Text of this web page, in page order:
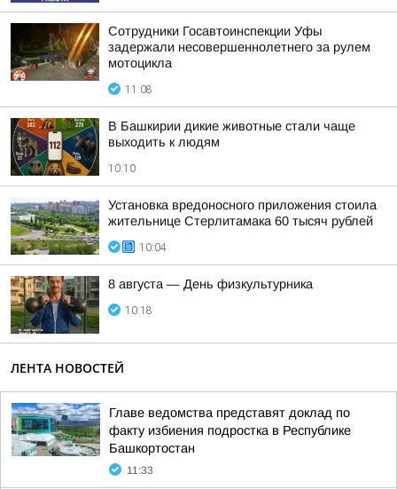
Сотрудники Госавтоинспекции Уфы
задержали несовершеннолетнего за рулем
мотоцикла
11:08
В Башкирии дикие животные стали чаще
выходить к людям
10:10
Установка вредоносного приложения стоила
жительнице Стерлитамака 60 тысяч рублей
10:04
8 августа — День физкультурника
10:18
ЛЕНТА НОВОСТЕЙ
Главе ведомства представят доклад по
факту избиения подростка в Республике
Башкортостан
11:33